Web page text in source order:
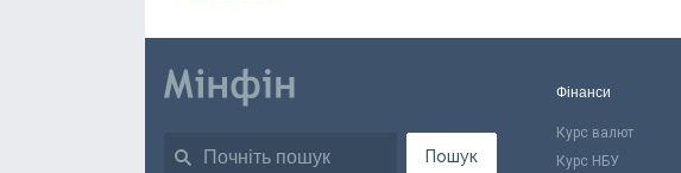
Пошук
Фінанси
Курс валют
Курс НБУ